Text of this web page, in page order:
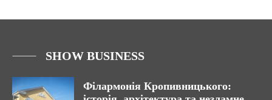
SHOW BUSINESS
Філармонія Кропивницького: